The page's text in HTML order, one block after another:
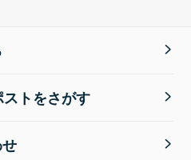
トをさがす